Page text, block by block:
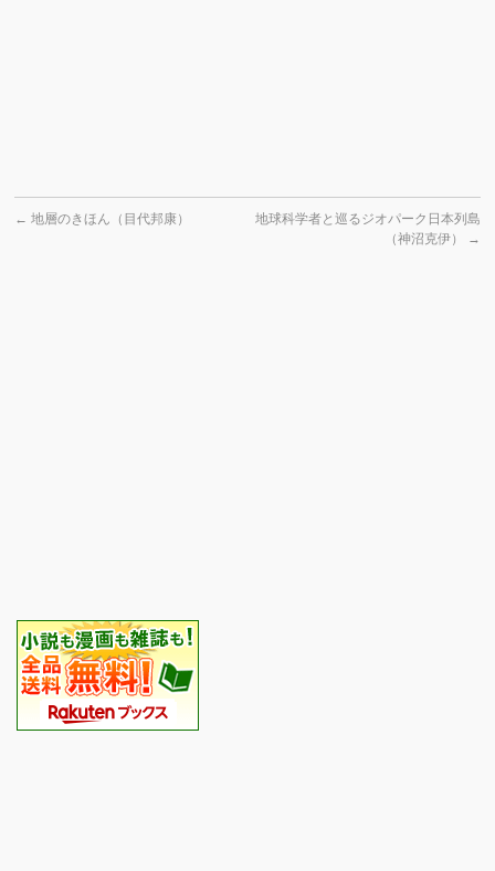
← 地層のきほん（目代邦康）
地球科学者と巡るジオパーク日本列島
（神沼克伊）
→